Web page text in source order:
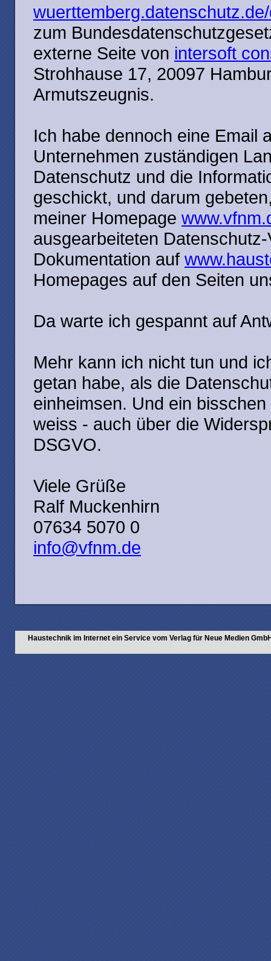
zum
externe Seite von intersoft
Strohhause 17, 20097
Armutszeugnis.
Ich habe dennoch eine Email
Unternehmen zuständigen
Datenschutz und die
geschickt, und darum
meiner Homepage
ausgearbeiteten
Dokumentation auf
Homepages auf den Seiten
Da warte ich gespannt auf
Mehr kann ich nicht tun und
getan habe, als die
einheimsen. Und ein
weiss - auch über die
DSGVO.
Viele Grüße
Ralf Muckenhirn
07634 5070 0
info@vfnm.de
Haustechnik im Internet ein Service vom Verlag für Neue Medien